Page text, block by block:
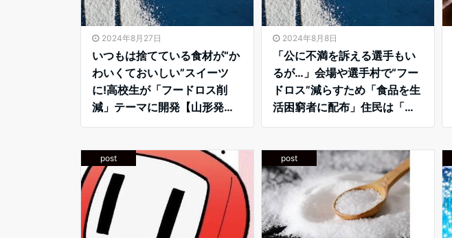
2024年8月27日
いつもは捨てている食材が“か
わいくておいしい”スイーツ
に!高校生が「フードロス削
減」テーマに開発【山形発】
– Yahoo！ニュース
2024年8月8日
「公に不満を訴える選手もい
るが…」会場や選手村で“フー
ドロス”減らすため「食品を生
活困窮者に配布」住民は「と
ても助かっている」と感謝
ース
post post